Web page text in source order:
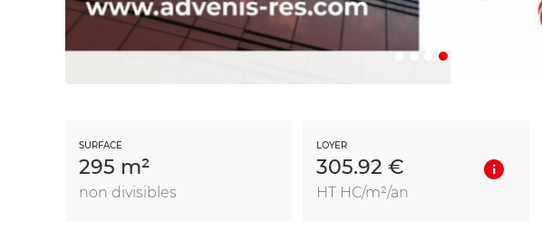
SURFACE
295 m²
non divisibles
LOYER
305.92 €
HT HC/m²/an